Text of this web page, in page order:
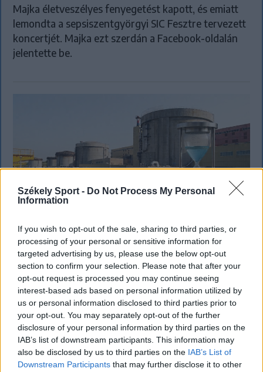
Székely Sport - Do Not Process My Personal
Information
If you wish to opt-out of the sale, sharing to third parties, or
processing of your personal or sensitive information for
targeted advertising by us, please use the below opt-out
section to confirm your selection. Please note that after your
opt-out request is processed you may continue seeing
interest-based ads based on personal information utilized by
us or personal information disclosed to third parties prior to
your opt-out. You may separately opt-out of the further
disclosure of your personal information by third parties on the
IAB’s list of downstream participants. This information may
also be disclosed by us to third parties on the IAB’s List of
Downstream Participants that may further disclose it to other
Majka életveszélyes fenyegetést kapott, és emiatt
lemondta a sepsiszentgyörgyi SIC Fesztre tervezett
koncertjét. Majka ezt szerdán a Facebook-oldalán
jelentette be.
FŐTÉR
Már csak 4-5 napig működhet a jelenlegi
körülmények között a cernavodai
atomerőmű
Százszázalékos kamatra adott kölcsönt a
letartóztatott uzsorás. Akár 40 fok is várható
vasárnap a nyugati országrészben.